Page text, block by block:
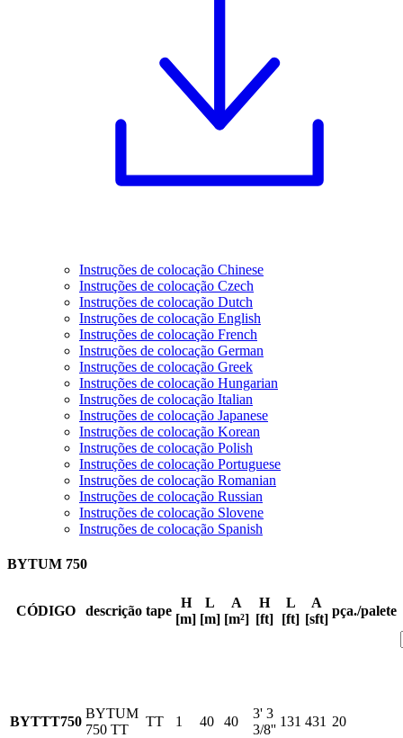
Instruções de colocação Chinese
Instruções de colocação Czech
Instruções de colocação Dutch
Instruções de colocação English
Instruções de colocação French
Instruções de colocação German
Instruções de colocação Greek
Instruções de colocação Hungarian
Instruções de colocação Italian
Instruções de colocação Japanese
Instruções de colocação Korean
Instruções de colocação Polish
Instruções de colocação Portuguese
Instruções de colocação Romanian
Instruções de colocação Russian
Instruções de colocação Slovene
Instruções de colocação Spanish
BYTUM 750
CÓDIGO descrição tape
H
[m]
L
[m]
A
[m²]
H
[ft]
L
[ft]
A
[sft]
pça./palete
BYTTT750
BYTUM
750 TT
TT 1 40 40
3' 3
3/8''
131 431 20